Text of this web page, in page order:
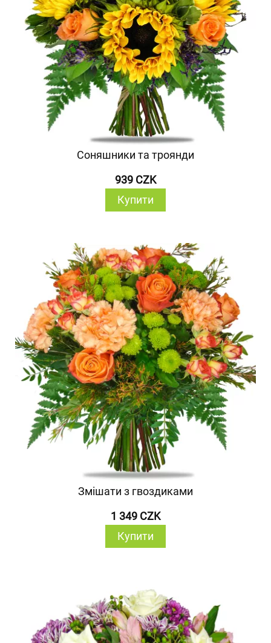
Соняшники та троянди
939 CZK
Купити
Змішати з гвоздиками
1 349 CZK
Купити